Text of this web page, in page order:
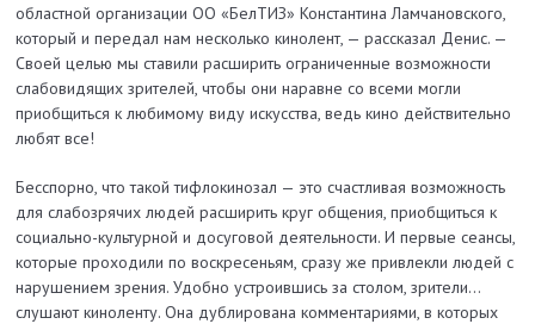
областной организации ОО «БелТИЗ» Константина Ламчановского,
который и передал нам несколько кинолент, — рассказал Денис. —
Своей целью мы ставили расширить ограниченные возможности
слабовидящих зрителей, чтобы они наравне со всеми могли
приобщиться к любимому виду искусства, ведь кино действительно
любят все!
Бесспорно, что такой тифлокинозал — это счастливая возможность
для слабозрячих людей расширить круг общения, приобщиться к
социально-культурной и досуговой деятельности. И первые сеансы,
которые проходили по воскресеньям, сразу же привлекли людей с
нарушением зрения. Удобно устроившись за столом, зрители...
слушают киноленту. Она дублирована комментариями, в которых